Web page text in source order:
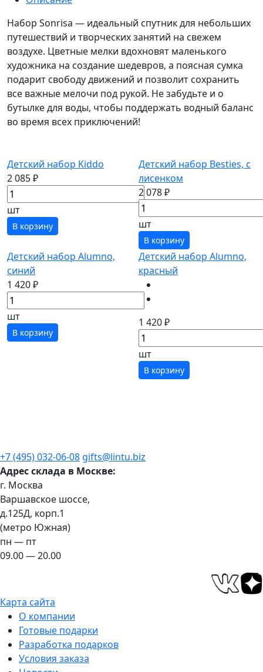
Набор Sonrisa — идеальный спутник для небольших
путешествий и творческих занятий на свежем
воздухе. Цветные мелки вдохновят маленького
художника на создание шедевров, а поясная сумка
подарит свободу движений и позволит сохранить
все важные мелочи под рукой. Не забудьте и о
бутылке для воды, чтобы поддержать водный баланс
во время всех приключений!
Детский набор Kiddo
2 085 ₽
шт
В корзину
Детский набор Besties, с
лисенком
2 078 ₽
шт
В корзину
Детский набор Alumno,
синий
1 420 ₽
шт
В корзину
Детский набор Alumno,
красный
1 420 ₽
шт
В корзину
+7 (495) 032-06-08 gifts@lintu.biz
Адрес склада в Москве:
г. Москва
Варшавское шоссе,
д.125Д, корп.1
(метро Южная)
пн — пт
09.00 — 20.00
Карта сайта
О компании
Готовые подарки
Разработка подарков
Условия заказа